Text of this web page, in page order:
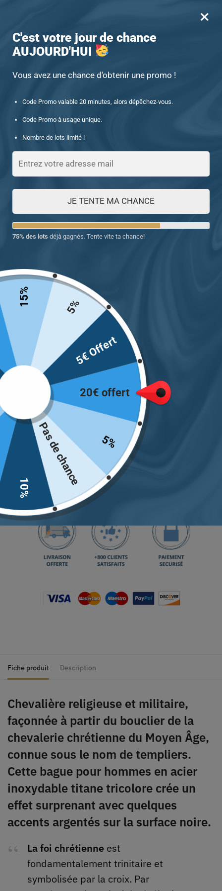
0
-15% offert des 60€ d’achat avec le code : UNIQUE15
Accueil / Chevalière sans pierre / Chevalière pour homme religieuse croix chrétienne du Moyen Âge
Chevalière pour homme religieuse
croix chrétienne du Moyen Âge
Ajouter au panier
Retrouvez notre guide des tailles
Fiche produit Description
Chevalière religieuse et militaire,
façonnée à partir du bouclier de la
chevalerie chrétienne du Moyen Âge,
connue sous le nom de templiers.
Cette bague pour hommes en acier
inoxydable titane tricolore crée un
effet surprenant avec quelques
accents argentés sur la surface noire.
La foi chrétienne est
fondamentalement trinitaire et
symbolisée par la croix. Par
×
C'est votre jour de chance
AUJOURD'HUI
Vous avez une chance d'obtenir une promo !
Code Promo valable 20 minutes, alors dépêchez-vous.
Code Promo à usage unique.
Nombre de lots limité !
JE TENTE MA CHANCE
75% des lots déjà gagnés. Tente vite ta chance!
20€ offert
5%
Pas de chance
10%
15% 5%
5€ Offert